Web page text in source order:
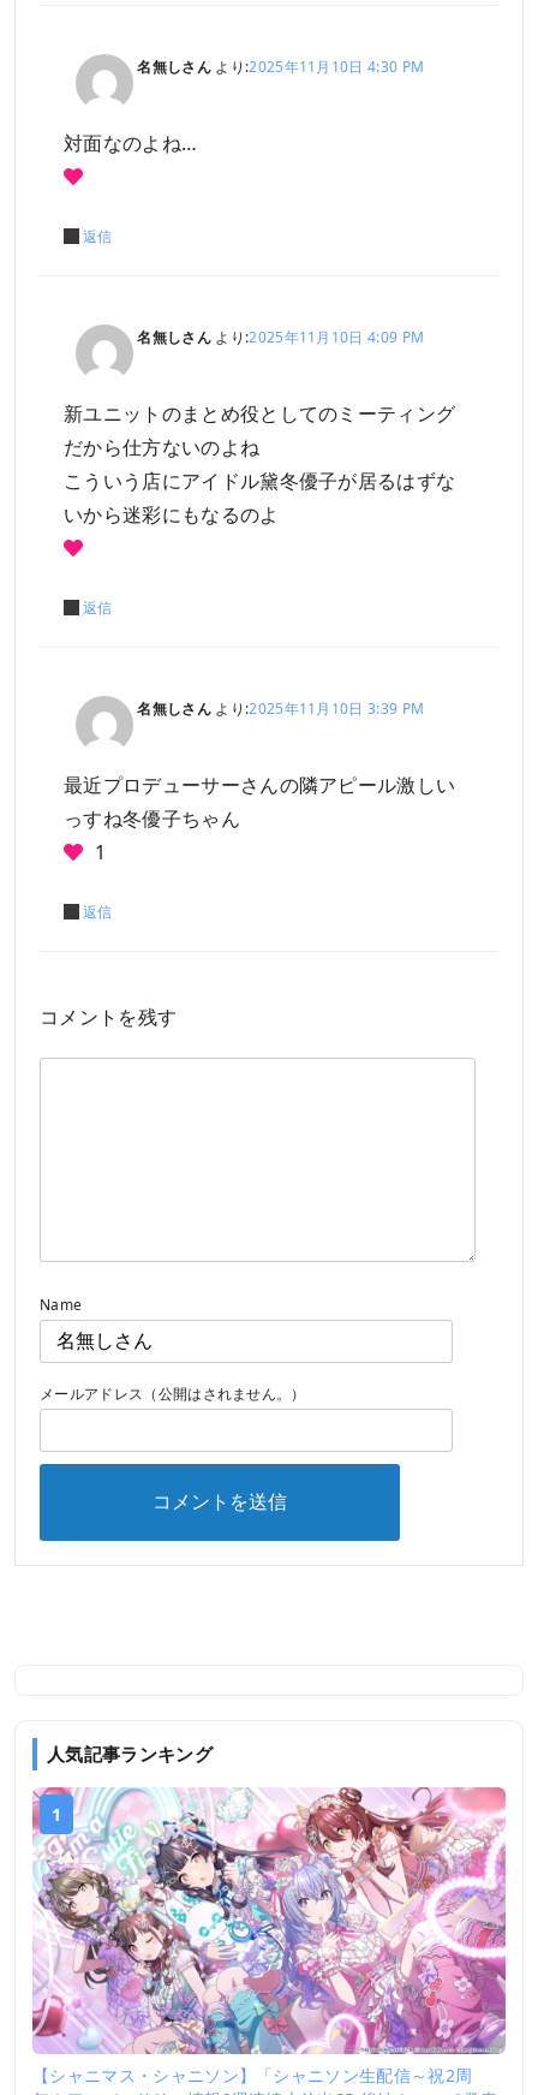
名無しさん より:2025年11月10日 4:30 PM
対面なのよね…
返信
名無しさん より:2025年11月10日 4:09 PM
新ユニットのまとめ役としてのミーティング
だから仕方ないのよね
こういう店にアイドル黛冬優子が居るはずな
いから迷彩にもなるのよ
返信
名無しさん より:2025年11月10日 3:39 PM
最近プロデューサーさんの隣アピール激しい
っすね冬優子ちゃん
1
返信
コメントを残す
Name
メールアドレス（公開はされません。）
人気記事ランキング
1
【シャニマス・シャニソン】「シャニソン生配信～祝2周